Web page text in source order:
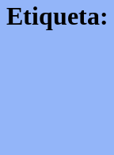
Etiqueta: